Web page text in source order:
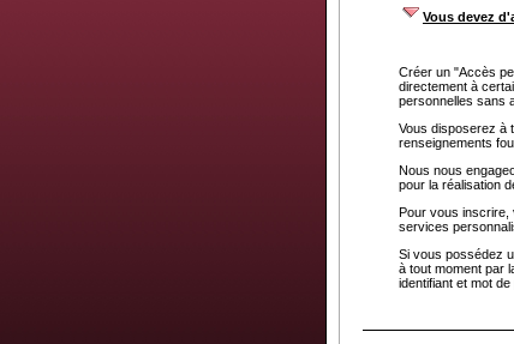
Vous devez
Créer un "Accès
directement à
personnelles sans
Vous disposerez à
renseignements
Nous nous
pour la réalisation
Pour vous inscrire,
services
Si vous possédez
à tout moment par
identifiant et mot